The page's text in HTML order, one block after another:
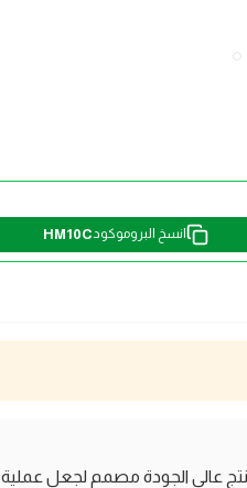
انسخ البروموكودHM10C
عالي الجودة مصمم لجعل عملية